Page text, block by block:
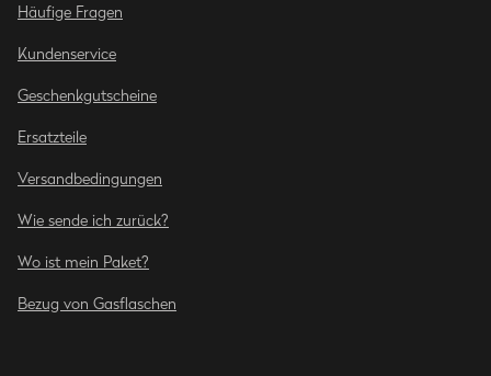
Häufige Fragen
Kundenservice
Geschenkgutscheine
Ersatzteile
Versandbedingungen
Wie sende ich zurück?
Wo ist mein Paket?
Bezug von Gasflaschen